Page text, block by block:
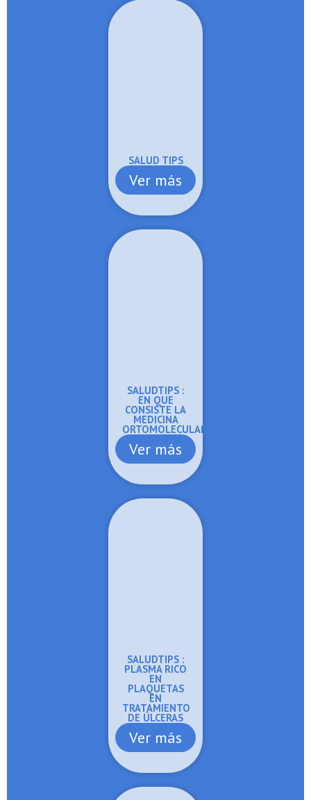
SALUD TIPS
Ver más
SALUDTIPS :
EN QUE
CONSISTE LA
MEDICINA
ORTOMOLECULAR?
Ver más
SALUDTIPS :
PLASMA RICO
EN
PLAQUETAS
EN
TRATAMIENTO
DE ÚLCERAS
Ver más